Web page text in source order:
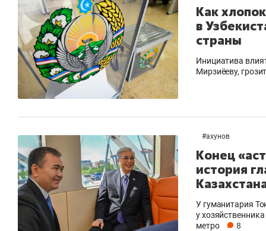
Как
в
страны
Инициатива
Мирзиёеву,
#ахунов
Конец
история
У гуманитария
у
метро
8